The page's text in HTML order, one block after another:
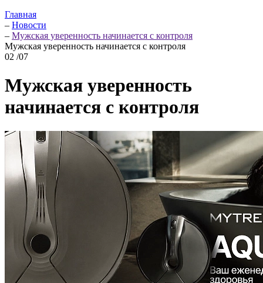
Главная
– Новости
– Мужская уверенность начинается с контроля
Мужская уверенность начинается с контроля
02 /07
Мужская уверенность
начинается с контроля